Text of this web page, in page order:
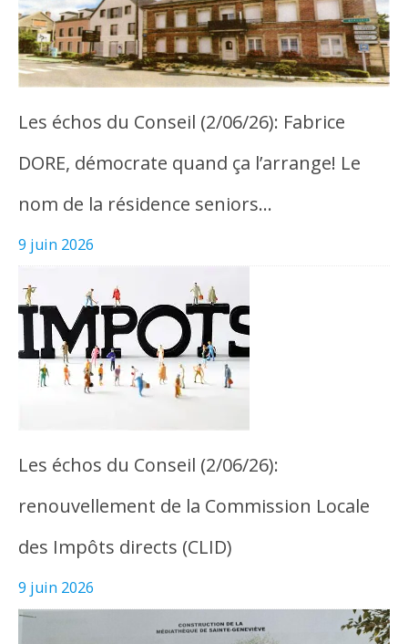
Les échos du Conseil (2/06/26): Fabrice
DORE, démocrate quand ça l’arrange! Le
nom de la résidence seniors…
9 juin 2026
Les échos du Conseil (2/06/26):
renouvellement de la Commission Locale
des Impôts directs (CLID)
9 juin 2026